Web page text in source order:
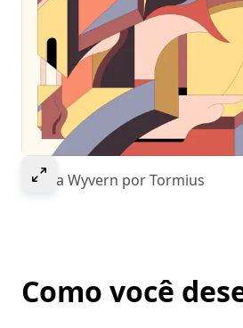
Select to expand image
Dia da Wyvern por Tormius
Como você